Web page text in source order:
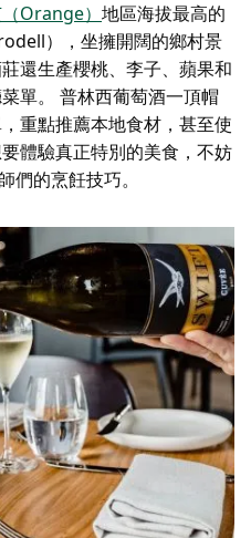
Orange） 地區海拔最高的
），坐擁開闊的鄉村景
還生產櫻桃、李子、蘋果和
單。
普林西葡萄酒一頂帽
重點推薦本地食材，甚至使
體驗真正特別的美食，不妨
們的烹飪技巧。